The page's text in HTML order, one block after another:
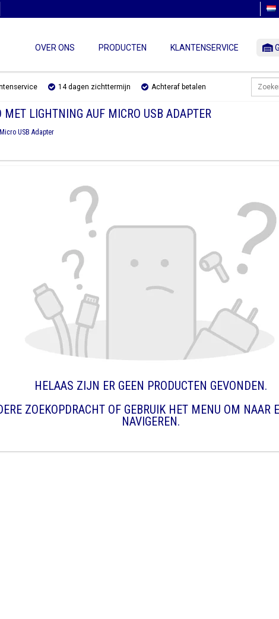
OVER ONS PRODUCTEN KLANTENSERVICE
14 dagen zichttermijn Achteraf betalen
MET LIGHTNING AUF MICRO USB ADAPTER
USB Adapter
HELAAS ZIJN ER GEEN PRODUCTEN GEVONDEN.
ZOEKOPDRACHT OF GEBRUIK HET MENU OM NAAR
NAVIGEREN.